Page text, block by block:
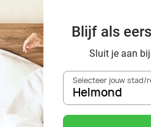
in
Blijf als
Sluit je aan
Selecteer jouw stad/
Helmond